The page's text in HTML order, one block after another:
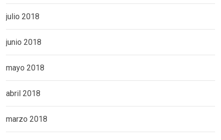
julio 2018
junio 2018
mayo 2018
abril 2018
marzo 2018